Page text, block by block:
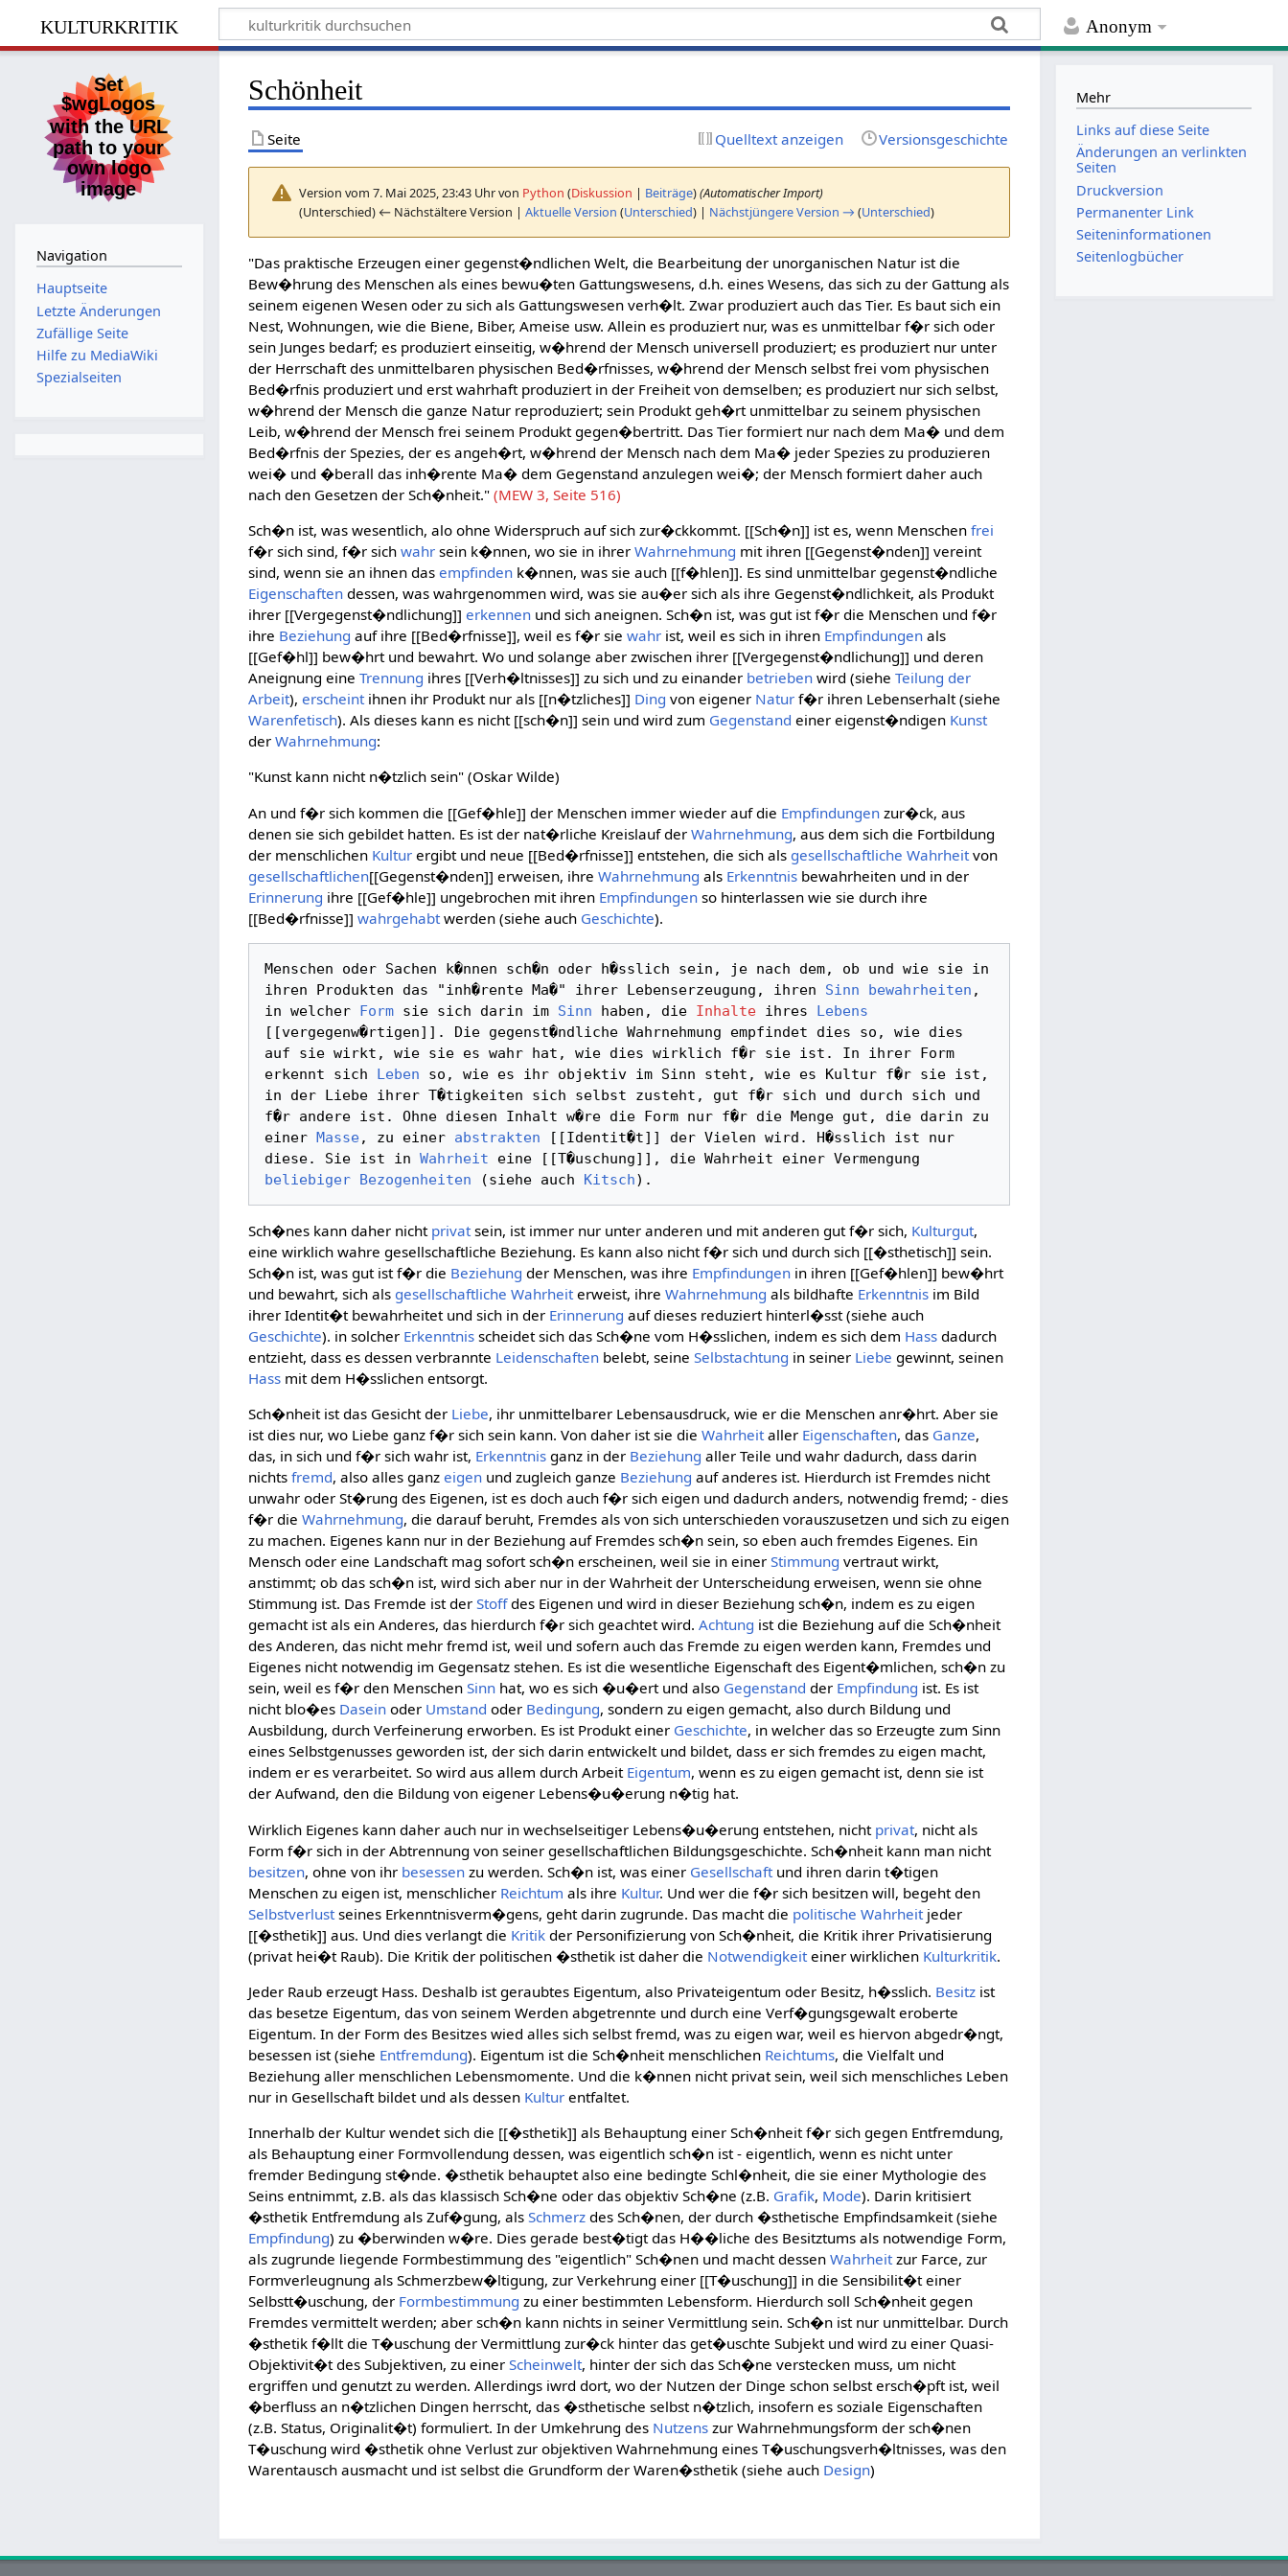
Anonym
kulturkritik
Schönheit
Seite Quelltext anzeigen Versionsgeschichte
Version vom 7. Mai 2025, 23:43 Uhr von Python (Diskussion | Beiträge)(Automatischer Import)
(Unterschied) ← Nächstältere Version |Aktuelle Version (Unterschied) | Nächstjüngere Version → (Unterschied)
"Das praktische Erzeugen einer gegenst�ndlichen Welt, die Bearbeitung der unorganischen Natur ist die
Bew�hrung des Menschen als eines bewu�ten Gattungswesens, d.h. eines Wesens, das sich zu der Gattung als
seinem eigenen Wesen oder zu sich als Gattungswesen verh�lt. Zwar produziert auch das Tier. Es baut sich ein
Nest, Wohnungen, wie die Biene, Biber, Ameise usw. Allein es produziert nur, was es unmittelbar f�r sich oder
sein Junges bedarf; es produziert einseitig, w�hrend der Mensch universell produziert; es produziert nur unter
der Herrschaft des unmittelbaren physischen Bed�rfnisses, w�hrend der Mensch selbst frei vom physischen
Bed�rfnis produziert und erst wahrhaft produziert in der Freiheit von demselben; es produziert nur sich selbst,
w�hrend der Mensch die ganze Natur reproduziert; sein Produkt geh�rt unmittelbar zu seinem physischen
Leib, w�hrend der Mensch frei seinem Produkt gegen�bertritt. Das Tier formiert nur nach dem Ma� und dem
Bed�rfnis der Spezies, der es angeh�rt, w�hrend der Mensch nach dem Ma� jeder Spezies zu produzieren
wei� und �berall das inh�rente Ma� dem Gegenstand anzulegen wei�; der Mensch formiert daher auch
nach den Gesetzen der Sch�nheit."(MEW 3, Seite 516)
Sch�n ist, was wesentlich, alo ohne Widerspruch auf sich zur�ckkommt. [[Sch�n]] ist es, wenn Menschenfrei
f�r sich sind, f�r sichwahr sein k�nnen, wo sie in ihrerWahrnehmung mit ihren [[Gegenst�nden]] vereint
sind, wenn sie an ihnen dasempfinden k�nnen, was sie auch [[f�hlen]]. Es sind unmittelbar gegenst�ndliche
Eigenschaften dessen, was wahrgenommen wird, was sie au�er sich als ihre Gegenst�ndlichkeit, als Produkt
ihrer [[Vergegenst�ndlichung]]erkennen und sich aneignen. Sch�n ist, was gut ist f�r die Menschen und f�r
ihre Beziehung auf ihre [[Bed�rfnisse]], weil es f�r siewahr ist, weil es sich in ihren Empfindungen als
[[Gef�hl]] bew�hrt und bewahrt. Wo und solange aber zwischen ihrer [[Vergegenst�ndlichung]] und deren
Aneignung eineTrennung ihres [[Verh�ltnisses]] zu sich und zu einander betrieben wird (sieheTeilung der
Arbeit),erscheintihnen ihr Produkt nur als [[n�tzliches]] Ding von eigener Natur f�r ihren Lebenserhalt (siehe
Warenfetisch). Als dieses kann es nicht [[sch�n]] sein und wird zum Gegenstand einer eigenst�ndigen Kunst
derWahrnehmung:
"Kunst kann nicht n�tzlich sein" (Oskar Wilde)
An und f�r sich kommen die [[Gef�hle]] der Menschen immer wieder auf die Empfindungen zur�ck, aus
denen sie sich gebildet hatten. Es ist der nat�rliche Kreislauf derWahrnehmung, aus dem sich die Fortbildung
der menschlichen Kultur ergibt und neue [[Bed�rfnisse]] entstehen, die sich als gesellschaftliche Wahrheit von
gesellschaftlichen[[Gegenst�nden]] erweisen, ihreWahrnehmung als Erkenntnis bewahrheiten und in der
Erinnerung ihre [[Gef�hle]] ungebrochen mit ihren Empfindungen so hinterlassen wie sie durch ihre
[[Bed�rfnisse]]wahrgehabt werden (siehe auch Geschichte).
Menschen oder Sachen k�nnen sch�n oder h�sslich sein, je nach dem, ob und wie sie in
ihren Produkten das "inh�rente Ma�" ihrer Lebenserzeugung, ihren Sinn bewahrheiten ,
in welcher Form sie sich darin im Sinn haben, die Inhalte ihres Lebens
[[vergegenw�rtigen]]. Die gegenst�ndliche Wahrnehmung empfindet dies so, wie dies
auf sie wirkt, wie sie es wahr hat, wie dies wirklich f�r sie ist. In ihrer Form
erkennt sich Leben so, wie es ihr objektiv im Sinn steht, wie es Kultur f�r sie ist,
in der Liebe ihrer T�tigkeiten sich selbst zusteht, gut f�r sich und durch sich und
f�r andere ist. Ohne diesen Inhalt w�re die Form nur f�r die Menge gut, die darin zu
einer Masse, zu einer abstrakten [[Identit�t]] der Vielen wird. H�sslich ist nur
diese. Sie ist in Wahrheit
beliebiger Bezogenheiten (siehe auch Kitsch
Sch�nes kann daher nicht privatsein, ist immer nur unter anderen und mit anderen gut f�r sich, Kulturgut,
eine wirklich wahre gesellschaftliche Beziehung. Es kann also nicht f�r sich und durch sich [[�sthetisch]] sein.
Sch�n ist, was gut ist f�r die Beziehung der Menschen, was ihre Empfindungen in ihren [[Gef�hlen]] bew�hrt
und bewahrt, sich als gesellschaftliche Wahrheiterweist, ihreWahrnehmung als bildhafte Erkenntnis im Bild
ihrer Identit�t bewahrheitet und sich in der Erinnerung auf dieses reduziert hinterl�sst (siehe auch
Geschichte). in solcher Erkenntnis scheidet sich das Sch�ne vom H�sslichen, indem es sich dem Hass dadurch
entzieht, dass es dessen verbrannte Leidenschaften belebt, seineSelbstachtung in seiner Liebe gewinnt, seinen
Hass mit dem H�sslichen entsorgt.
Sch�nheit ist das Gesicht der Liebe, ihr unmittelbarer Lebensausdruck, wie er die Menschen anr�hrt. Aber sie
ist dies nur, wo Liebe ganz f�r sich sein kann. Von daher ist sie dieWahrheitaller Eigenschaften, das Ganze,
das, in sich und f�r sich wahr ist, Erkenntnis ganz in der Beziehung aller Teile und wahr dadurch, dass darin
nichtsfremd, also alles ganzeigen und zugleich ganze Beziehung auf anderes ist. Hierdurch ist Fremdes nicht
unwahr oder St�rung des Eigenen, ist es doch auch f�r sich eigen und dadurch anders, notwendig fremd; - dies
f�r dieWahrnehmung, die darauf beruht, Fremdes als von sich unterschieden vorauszusetzen und sich zu eigen
zu machen. Eigenes kann nur in der Beziehung auf Fremdes sch�n sein, so eben auch fremdes Eigenes. Ein
Mensch oder eine Landschaft mag sofort sch�n erscheinen, weil sie in einerStimmung vertraut wirkt,
anstimmt; ob das sch�n ist, wird sich aber nur in der Wahrheit der Unterscheidung erweisen, wenn sie ohne
Stimmung ist. Das Fremde ist derStoffdes Eigenen und wird in dieser Beziehung sch�n, indem es zu eigen
gemacht ist als ein Anderes, das hierdurch f�r sich geachtet wird.Achtung ist die Beziehung auf die Sch�nheit
des Anderen, das nicht mehr fremd ist, weil und sofern auch das Fremde zu eigen werden kann, Fremdes und
Eigenes nicht notwendig im Gegensatz stehen. Es ist die wesentliche Eigenschaft des Eigent�mlichen, sch�n zu
sein, weil es f�r den MenschenSinn hat, wo es sich �u�ert und also Gegenstand der Empfindung ist. Es ist
nicht blo�es Dasein oder Umstand oder Bedingung, sondern zu eigen gemacht, also durch Bildung und
Ausbildung, durch Verfeinerung erworben. Es ist Produkt einer Geschichte, in welcher das so Erzeugte zum Sinn
eines Selbstgenusses geworden ist, der sich darin entwickelt und bildet, dass er sich fremdes zu eigen macht,
indem er es verarbeitet. So wird aus allem durch Arbeit Eigentum, wenn es zu eigen gemacht ist, denn sie ist
der Aufwand, den die Bildung von eigener Lebens�u�erung n�tig hat.
Wirklich Eigenes kann daher auch nur in wechselseitiger Lebens�u�erung entstehen, nicht privat, nicht als
Form f�r sich in der Abtrennung von seiner gesellschaftlichen Bildungsgeschichte. Sch�nheit kann man nicht
besitzen, ohne von ihr besessen zu werden. Sch�n ist, was einer Gesellschaft und ihren darin t�tigen
Menschen zu eigen ist, menschlicher Reichtum als ihre Kultur. Und wer die f�r sich besitzen will, begeht den
Selbstverlust seines Erkenntnisverm�gens, geht darin zugrunde. Das macht die politische Wahrheit jeder
[[�sthetik]] aus. Und dies verlangt die Kritik der Personifizierung von Sch�nheit, die Kritik ihrer Privatisierung
(privat hei�t Raub). Die Kritik der politischen �sthetik ist daher die Notwendigkeit einer wirklichen Kulturkritik.
Jeder Raub erzeugt Hass. Deshalb ist geraubtes Eigentum, also Privateigentum oder Besitz, h�sslich. Besitz ist
das besetze Eigentum, das von seinem Werden abgetrennte und durch eine Verf�gungsgewalt eroberte
Eigentum. In der Form des Besitzes wied alles sich selbst fremd, was zu eigen war, weil es hiervon abgedr�ngt,
besessen ist (siehe Entfremdung). Eigentum ist die Sch�nheit menschlichen Reichtums, die Vielfalt und
Beziehung aller menschlichen Lebensmomente. Und die k�nnen nicht privat sein, weil sich menschliches Leben
nur in Gesellschaft bildet und als dessen Kultur entfaltet.
Innerhalb der Kultur wendet sich die [[�sthetik]] als Behauptung einer Sch�nheit f�r sich gegen Entfremdung,
als Behauptung einer Formvollendung dessen, was eigentlich sch�n ist - eigentlich, wenn es nicht unter
fremder Bedingung st�nde. �sthetik behauptet also eine bedingte Schl�nheit, die sie einer Mythologie des
Seins entnimmt, z.B. als das klassisch Sch�ne oder das objektiv Sch�ne (z.B. Grafik, Mode). Darin kritisiert
�sthetik Entfremdung als Zuf�gung, alsSchmerz des Sch�nen, der durch �sthetische Empfindsamkeit (siehe
Empfindung) zu �berwinden w�re. Dies gerade best�tigt das H��liche des Besitztums als notwendige Form,
als zugrunde liegende Formbestimmung des "eigentlich" Sch�nen und macht dessenWahrheitzur Farce, zur
Formverleugnung als Schmerzbew�ltigung, zur Verkehrung einer [[T�uschung]] in die Sensibilit�t einer
Selbstt�uschung, der Formbestimmung zu einer bestimmten Lebensform. Hierdurch soll Sch�nheit gegen
Fremdes vermittelt werden; aber sch�n kann nichts in seiner Vermittlung sein. Sch�n ist nur unmittelbar. Durch
�sthetik f�llt die T�uschung der Vermittlung zur�ck hinter das get�uschte Subjekt und wird zu einer Quasi-
Objektivit�t des Subjektiven, zu einerScheinwelt, hinter der sich das Sch�ne verstecken muss, um nicht
ergriffen und genutzt zu werden. Allerdings iwrd dort, wo der Nutzen der Dinge schon selbst ersch�pft ist, weil
�berfluss an n�tzlichen Dingen herrscht, das �sthetische selbst n�tzlich, insofern es soziale Eigenschaften
(z.B. Status, Originalit�t) formuliert. In der Umkehrung des Nutzens zur Wahrnehmungsform der sch�nen
T�uschung wird �sthetik ohne Verlust zur objektiven Wahrnehmung eines T�uschungsverh�ltnisses, was den
Warentausch ausmacht und ist selbst die Grundform der Waren�sthetik (siehe auch Design)
Navigation
Hauptseite
Letzte Änderungen
Zufällige Seite
Hilfe zu MediaWiki
Spezialseiten
Mehr
Links auf diese Seite
Änderungen an verlinkten
Seiten
Druckversion
Permanenter Link
Seiten­­informationen
Seitenlogbücher